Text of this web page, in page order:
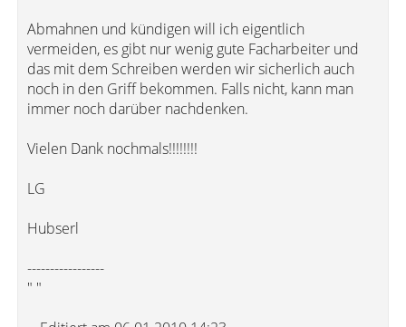
Abmahnen und kündigen will ich eigentlich
vermeiden, es gibt nur wenig gute Facharbeiter und
das mit dem Schreiben werden wir sicherlich auch
noch in den Griff bekommen. Falls nicht, kann man
immer noch darüber nachdenken.
Vielen Dank nochmals!!!!!!!!
LG
Hubserl
-----------------
" "